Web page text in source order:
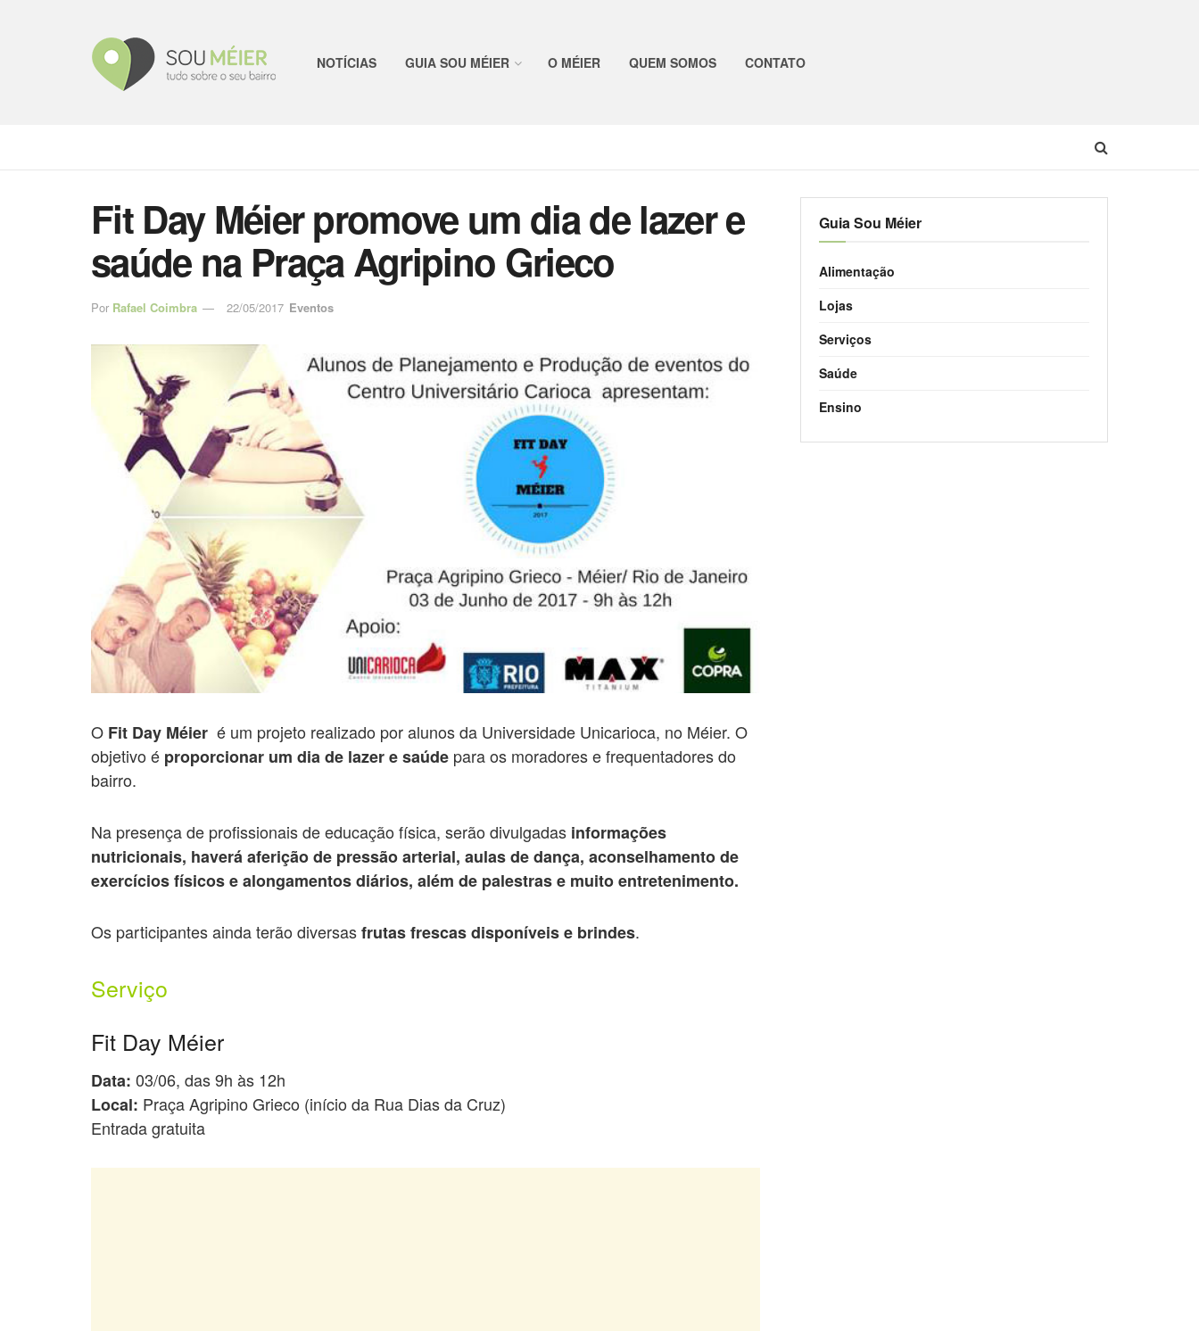
NOTÍCIAS GUIA SOU MÉIER O MÉIER QUEM SOMOS CONTATO
Fit Day Méier promove um dia de lazer e
saúde na Praça Agripino Grieco
Por Rafael Coimbra 22/05/2017 Eventos
O Fit Day Méier é um projeto realizado por alunos da Universidade Unicarioca, no Méier. O
objetivo é proporcionar um dia de lazer e saúde para os moradores e frequentadores do
bairro.
Na presença de profissionais de educação física, serão divulgadas informações
nutricionais, haverá aferição de pressão arterial, aulas de dança, aconselhamento de
exercícios físicos e alongamentos diários, além de palestras e muito entretenimento.
Os participantes ainda terão diversasfrutas frescas disponíveis e brindes.
Serviço
Fit Day Méier
Data: 03/06, das 9h às 12h
Local: Praça Agripino Grieco (início da Rua Dias da Cruz)
Entrada gratuita
Guia Sou Méier
Alimentação
Lojas
Serviços
Saúde
Ensino